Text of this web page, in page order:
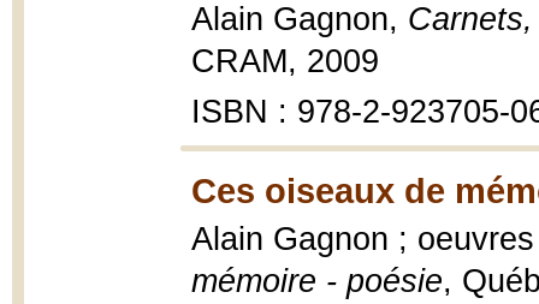
Alain Gagnon,
CRAM, 2009
ISBN : 978-2-923705-
Ces oiseaux de
Alain Gagnon ;
mémoire - poésie,